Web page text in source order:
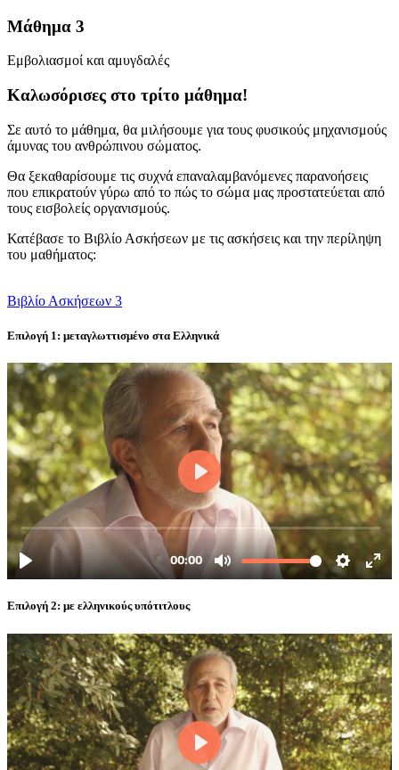
Μάθημα 3
Εμβολιασμοί και αμυγδαλές
Καλωσόρισες στο τρίτο μάθημα!
Σε αυτό το μάθημα, θα μιλήσουμε για τους φυσικούς μηχανισμούς
άμυνας του ανθρώπινου σώματος.
Θα ξεκαθαρίσουμε τις συχνά επαναλαμβανόμενες παρανοήσεις
που επικρατούν γύρω από το πώς το σώμα μας προστατεύεται από
τους εισβολείς οργανισμούς.
Κατέβασε το Βιβλίο Ασκήσεων με τις ασκήσεις και την περίληψη
του μαθήματος:
Βιβλίο Ασκήσεων 3
Επιλογή 1: μεταγλωττισμένο στα Ελληνικά
Επιλογή 2: με ελληνικούς υπότιτλους